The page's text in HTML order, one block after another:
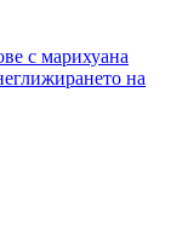
с марихуана
на